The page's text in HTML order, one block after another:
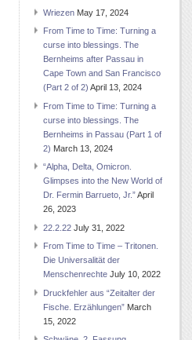
Wriezen May 17, 2024
From Time to Time: Turning a
curse into blessings. The
Bernheims after Passau in
Cape Town and San Francisco
(Part 2 of 2) April 13, 2024
From Time to Time: Turning a
curse into blessings. The
Bernheims in Passau (Part 1 of
2) March 13, 2024
“Alpha, Delta, Omicron.
Glimpses into the New World of
Dr. Fermin Barrueto, Jr.”April
26, 2023
22.2.22 July 31, 2022
From Time to Time – Tritonen.
Die Universalität der
Menschenrechte July 10, 2022
Druckfehler aus “Zeitalter der
Fische. Erzählungen” March
15, 2022